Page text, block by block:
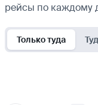
рейсы по каждому
Только туда